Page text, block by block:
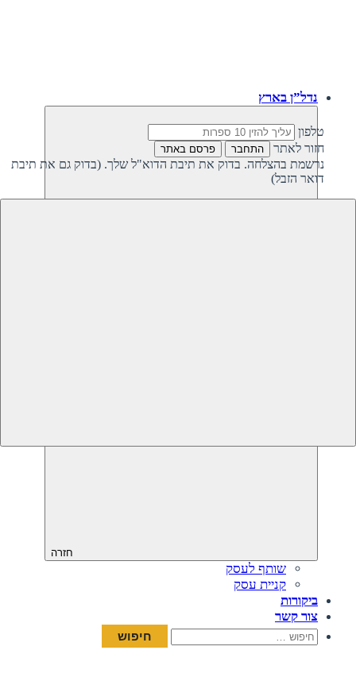
טלפון
חזור לאתר
התחבר פרסם באתר
נרשמת בהצלחה. בדוק את תיבת הדוא"ל שלך. (בדוק גם את תיבת
דואר הזבל)
נדל”ן בארץ
חזרה
שותף לעסק
קניית עסק
ביקורות
צור קשר
חיפוש: